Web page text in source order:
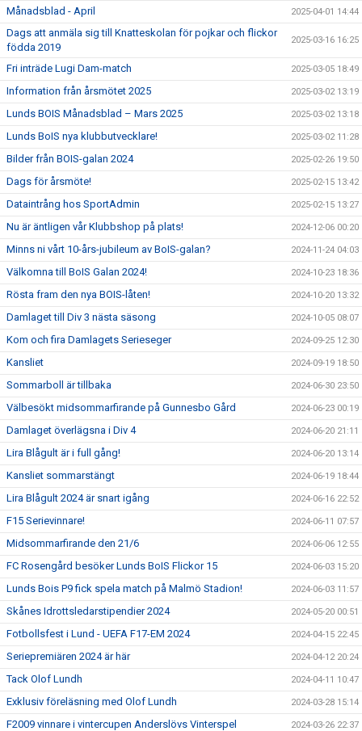
Månadsblad - April 2025-04-01 14:44
Dags att anmäla sig till Knatteskolan för pojkar och flickor
födda 2019
2025-03-16 16:25
Fri inträde Lugi Dam-match 2025-03-05 18:49
Information från årsmötet 2025 2025-03-02 13:19
Lunds BOIS Månadsblad – Mars 2025 2025-03-02 13:18
Lunds BoIS nya klubbutvecklare! 2025-03-02 11:28
Bilder från BOIS-galan 2024 2025-02-26 19:50
Dags för årsmöte! 2025-02-15 13:42
Dataintrång hos SportAdmin 2025-02-15 13:27
Nu är äntligen vår Klubbshop på plats! 2024-12-06 00:20
Minns ni vårt 10-års-jubileum av BoIS-galan? 2024-11-24 04:03
Välkomna till BoIS Galan 2024! 2024-10-23 18:36
Rösta fram den nya BOIS-låten! 2024-10-20 13:32
Damlaget till Div 3 nästa säsong 2024-10-05 08:07
Kom och fira Damlagets Serieseger 2024-09-25 12:30
Kansliet 2024-09-19 18:50
Sommarboll är tillbaka 2024-06-30 23:50
Välbesökt midsommarfirande på Gunnesbo Gård 2024-06-23 00:19
Damlaget överlägsna i Div 4 2024-06-20 21:11
Lira Blågult är i full gång! 2024-06-20 13:14
Kansliet sommarstängt 2024-06-19 18:44
Lira Blågult 2024 är snart igång 2024-06-16 22:52
F15 Serievinnare! 2024-06-11 07:57
Midsommarfirande den 21/6 2024-06-06 12:55
FC Rosengård besöker Lunds BoIS Flickor 15 2024-06-03 15:20
Lunds Bois P9 fick spela match på Malmö Stadion! 2024-06-03 11:57
Skånes Idrottsledarstipendier 2024 2024-05-20 00:51
Fotbollsfest i Lund - UEFA F17-EM 2024 2024-04-15 22:45
Seriepremiären 2024 är här 2024-04-12 20:24
Tack Olof Lundh 2024-04-11 10:47
Exklusiv föreläsning med Olof Lundh 2024-03-28 15:14
F2009 vinnare i vintercupen Anderslövs Vinterspel 2024-03-26 22:37